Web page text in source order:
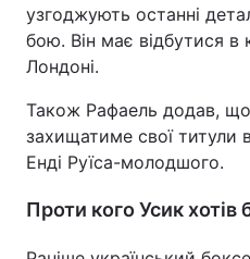
узгоджують останні
бою. Він має відбутися в
Лондоні.
Також Рафаель додав,
захищатиме свої титули
Енді Руїса-молодшого.
Проти кого Усик хотів